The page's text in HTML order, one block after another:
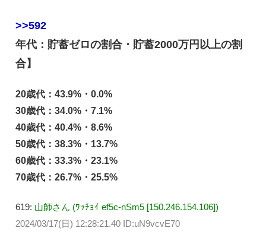
>>592
年代：貯蓄ゼロの割合・貯蓄2000万円以上の割
合】
20歳代：43.9%・0.0%
30歳代：34.0%・7.1%
40歳代：40.4%・8.6%
50歳代：38.3%・13.7%
60歳代：33.3%・23.1%
70歳代：26.7%・25.5%
619: 山師さん (ﾜｯﾁｮｲ ef5c-nSm5 [150.246.154.106])
2024/03/17(日) 12:28:21.40 ID:uN9vcvE70